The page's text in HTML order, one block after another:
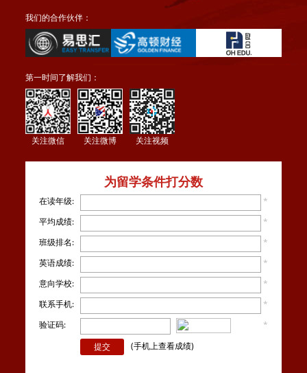
我们的合作伙伴：
第一时间了解我们：
关注微信 关注微博 关注视频
为留学条件打分数
在读年级:
*
平均成绩:
*
班级排名:
*
英语成绩:
*
意向学校:
*
联系手机:
*
验证码:
清楚？
*
(手机上查看成绩)